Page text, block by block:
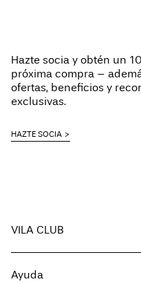
Hazte socia y obtén un
próxima compra –
ofertas, beneficios y
exclusivas.
HAZTE SOCIA
VILA CLUB
Hazte miembro
Ayuda